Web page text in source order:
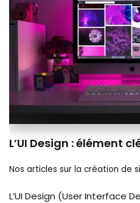
L’UI Design : élément
Nos articles sur la création de
L’UI Design (User Interface